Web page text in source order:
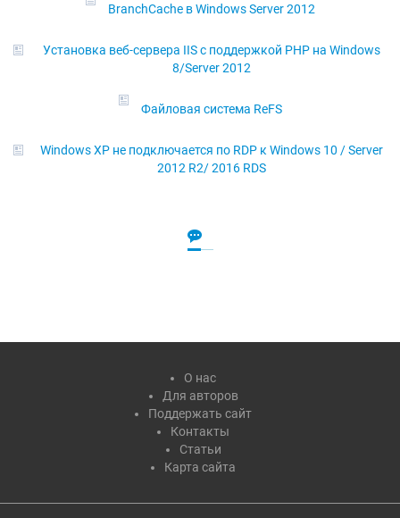
BranchCache в Windows Server 2012
Установка веб-сервера IIS с поддержкой PHP на Windows
8/Server 2012
Файловая система ReFS
Windows XP не подключается по RDP к Windows 10 / Server
2012 R2/ 2016 RDS
О нас
Для авторов
Поддержать сайт
Контакты
Статьи
Карта сайта